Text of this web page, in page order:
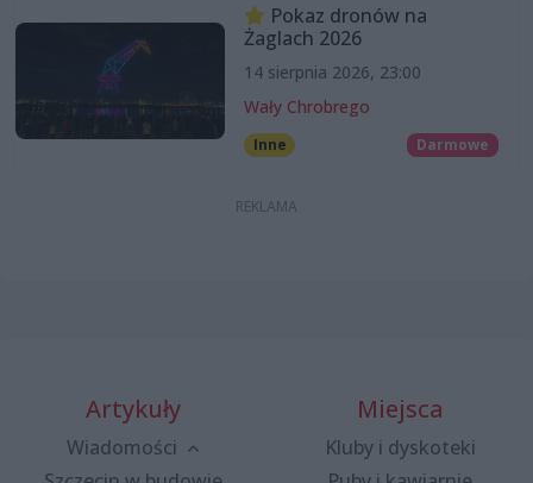
Pokaz dronów na
Żaglach 2026
14 sierpnia 2026, 23:00
Wały Chrobrego
Inne Darmowe
Artykuły
Wiadomości
Miejsca
Kluby i dyskoteki